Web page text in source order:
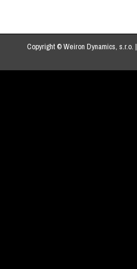
Copyright © Weiron Dynamics, s.r.o. |